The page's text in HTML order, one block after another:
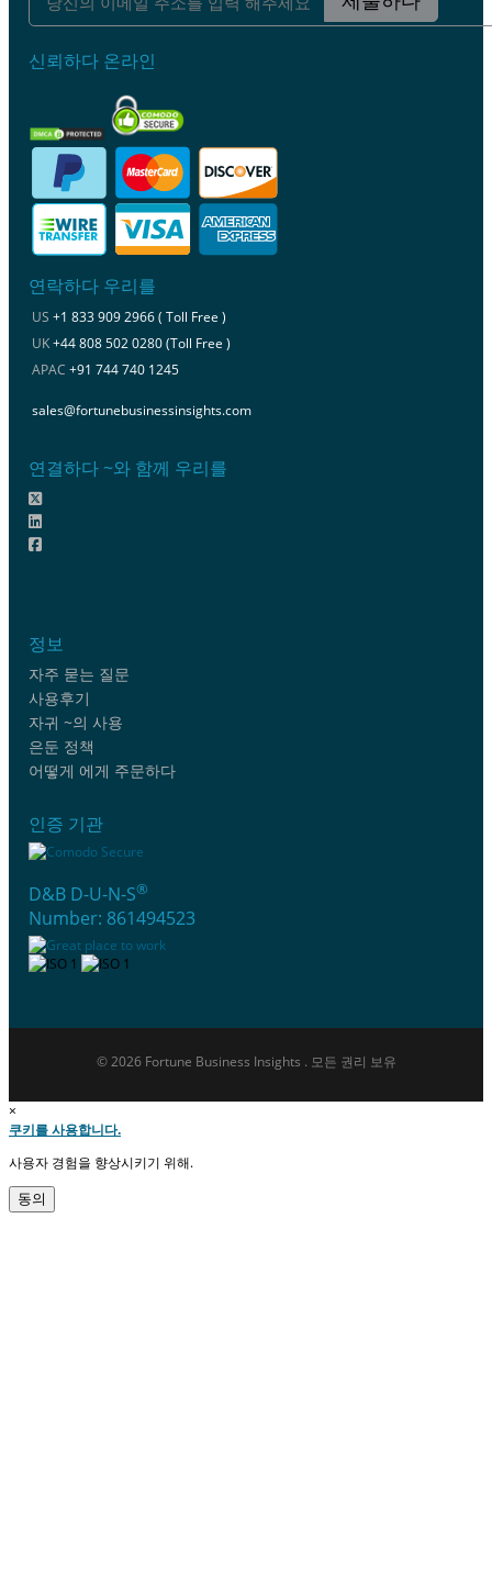
신뢰하다 온라인
연락하다 우리를
US +1 833 909 2966 ( Toll Free )
UK+44 808 502 0280 (Toll Free )
APAC +91 744 740 1245
sales@fortunebusinessinsights.com
연결하다 ~와 함께 우리를
정보
자주 묻는 질문
사용후기
자귀 ~의 사용
은둔 정책
어떻게 에게 주문하다
인증 기관
D&B D-U-N-S®
Number: 861494523
© 2026 Fortune Business Insights . 모든 권리 보유
×
쿠키를 사용합니다.
사용자 경험을 향상시키기 위해.
동의